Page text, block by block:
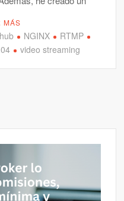
MÁS
NGINX
RTMP
video streaming